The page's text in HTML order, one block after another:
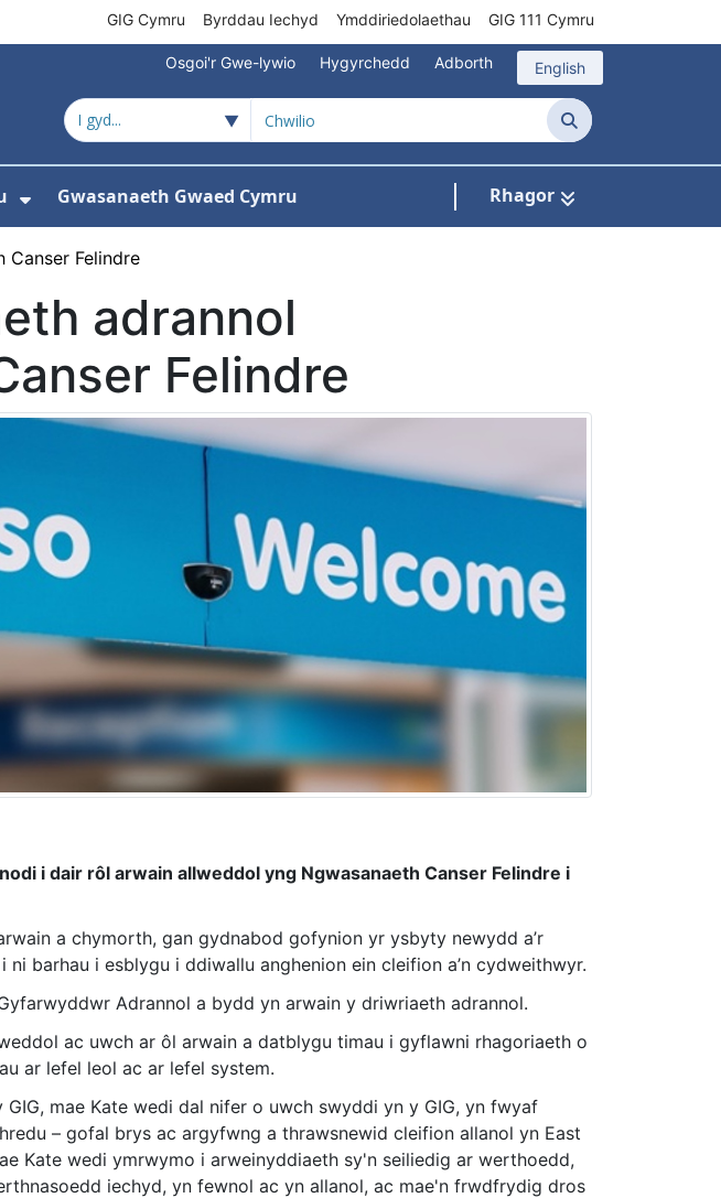
GIG Cymru Byrddau Iechyd Ymddiriedolaethau GIG 111 Cymru
Osgoi'r Gwe-lywio Hygyrchedd Adborth English
Chwilio
ni Newyddion
Gwasanaeth Gwaed Cymru Rhagor
Canser Felindre
adrannol
Felindre
i dair rôl arwain allweddol yng Ngwasanaeth Canser Felindre i
a chymorth, gan gydnabod gofynion yr ysbyty newydd a’r
barhau i esblygu i ddiwallu anghenion ein cleifion a’n cydweithwyr.
Adrannol a bydd yn arwain y driwriaeth adrannol.
ac uwch ar ôl arwain a datblygu timau i gyflawni rhagoriaeth o
ar lefel leol ac ar lefel system.
mae Kate wedi dal nifer o uwch swyddi yn y GIG, yn fwyaf
– gofal brys ac argyfwng a thrawsnewid cleifion allanol yn East
Kate wedi ymrwymo i arweinyddiaeth sy'n seiliedig ar werthoedd,
iechyd, yn fewnol ac yn allanol, ac mae'n frwdfrydig dros